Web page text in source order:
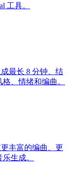
工具。
最长 8 分钟、结
、情绪和编曲。
丰富的编曲、更
生成。